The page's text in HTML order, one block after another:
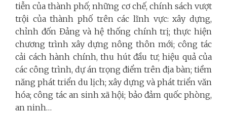
tiễn của thành phố; những cơ chế, chính sách vượt
trội của thành phố trên các lĩnh vực: xây dựng,
chỉnh đốn Đảng và hệ thống chính trị; thực hiện
chương trình xây dựng nông thôn mới; công tác
cải cách hành chính, thu hút đầu tư; hiệu quả của
các công trình, dự án trọng điểm trên địa bàn; tiềm
năng phát triển du lịch; xây dựng và phát triển văn
hóa; công tác an sinh xã hội; bảo đảm quốc phòng,
an ninh…